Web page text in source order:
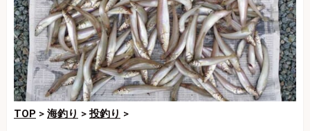
TOP > 海釣り > 投釣り >